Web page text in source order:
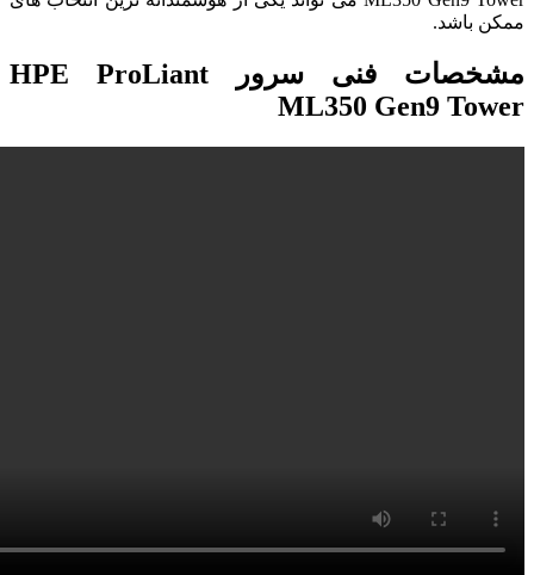
ممکن باشد.
مشخصات فنی سرور HPE ProLiant
ML350 Gen9 Tower